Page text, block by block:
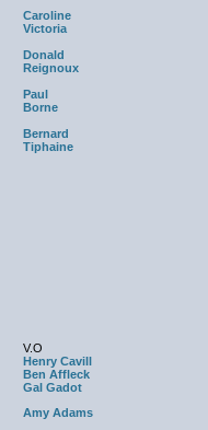
Caroline
Victoria
Donald
Reignoux
Paul
Borne
Bernard
Tiphaine
V.O
Henry Cavill
Ben Affleck
Gal Gadot
Amy Adams